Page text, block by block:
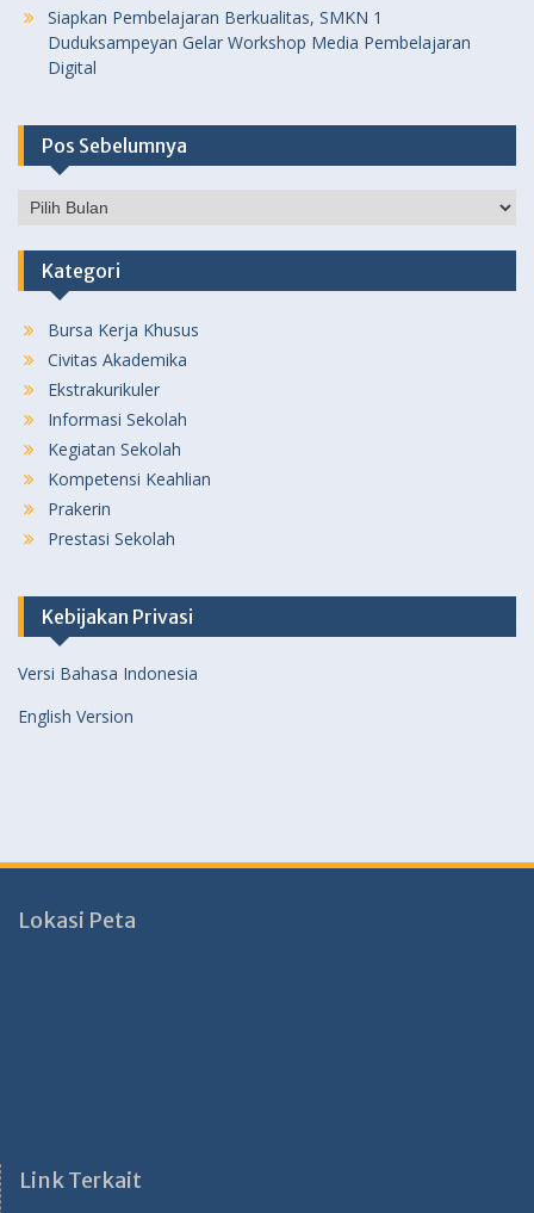
Siapkan Pembelajaran Berkualitas, SMKN 1
Duduksampeyan Gelar Workshop Media Pembelajaran
Digital
Pos Sebelumnya
Pos
Kategori
Bursa Kerja Khusus
Civitas Akademika
Ekstrakurikuler
Informasi Sekolah
Kegiatan Sekolah
Kompetensi Keahlian
Prakerin
Prestasi Sekolah
Kebijakan Privasi
Versi Bahasa Indonesia
English Version
Lokasi Peta
Link Terkait